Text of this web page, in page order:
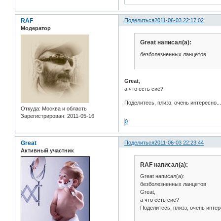
Поделиться2011-06-03 22:17:02
RAF
Модератор
Откуда: Москва и область
Зарегистрирован: 2011-05-16
Great написал(а):
безболезненных ланцетов
Great
а что есть сие?
Поделитесь, плизз, очень интересно...
0
Поделиться2011-06-03 22:23:44
Great
Активный участник
RAF написал(а):
Great написал(а):
безболезненных ланцетов
Great,
а что есть сие?
Поделитесь, плизз, очень